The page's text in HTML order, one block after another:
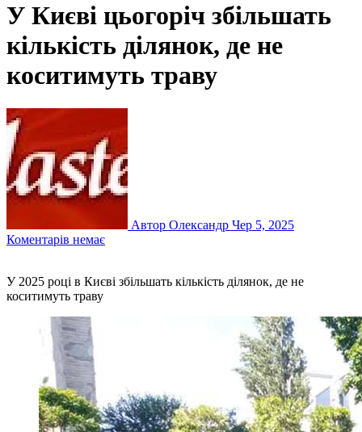
У Києві цьогоріч збільшать
кількість ділянок, де не
коситимуть траву
Автор Олександр Чер 5, 2025
Коментарів немає
У 2025 році в Києві збільшать кількість ділянок, де не
коситимуть траву